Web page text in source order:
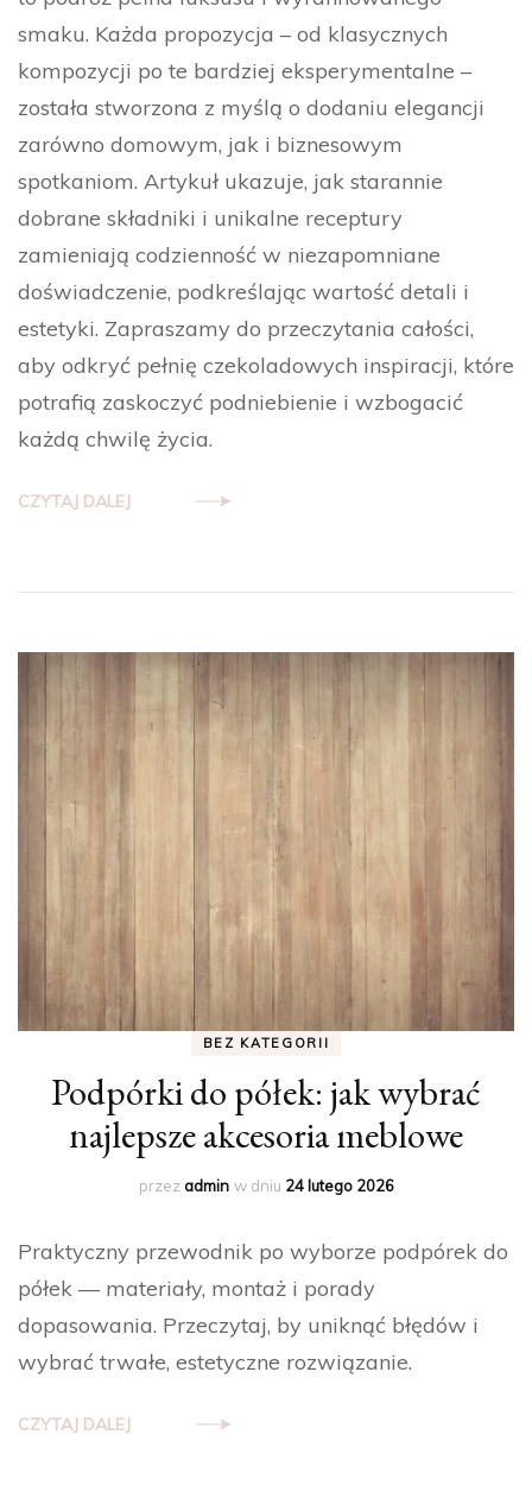
smaku. Każda propozycja – od klasycznych
kompozycji po te bardziej eksperymentalne –
została stworzona z myślą o dodaniu elegancji
zarówno domowym, jak i biznesowym
spotkaniom. Artykuł ukazuje, jak starannie
dobrane składniki i unikalne receptury
zamieniają codzienność w niezapomniane
doświadczenie, podkreślając wartość detali i
estetyki. Zapraszamy do przeczytania całości,
aby odkryć pełnię czekoladowych inspiracji, które
potrafią zaskoczyć podniebienie i wzbogacić
każdą chwilę życia.
CZYTAJ DALEJ
BEZ KATEGORII
Podpórki do półek: jak wybrać
najlepsze akcesoria meblowe
przezadmin w dniu 24 lutego 2026
Praktyczny przewodnik po wyborze podpórek do
półek — materiały, montaż i porady
dopasowania. Przeczytaj, by uniknąć błędów i
wybrać trwałe, estetyczne rozwiązanie.
CZYTAJ DALEJ